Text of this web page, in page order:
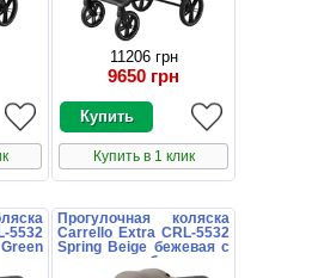
11206 грн
9650 грн
Купить в 1 клик
5532
Прогулочная коляска
Carrello Extra CRL-5532
Spring Beige бежевая с
поворотным блоком